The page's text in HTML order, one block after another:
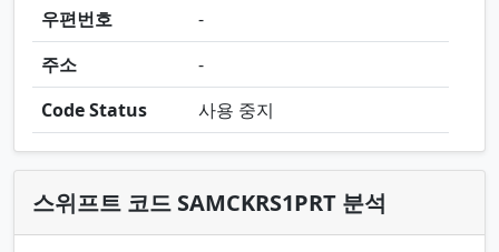
우편번호
-
주소
-
Code Status
사용 중지
스위프트 코드 SAMCKRS1PRT 분석